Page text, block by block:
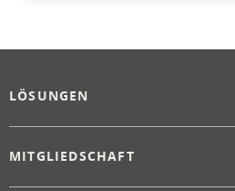
LÖSUNGEN
MITGLIEDSCHAFT